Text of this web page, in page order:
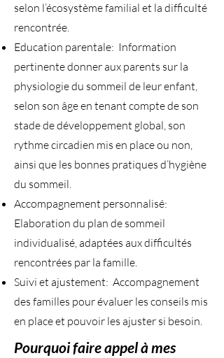
selon l’écosystème familial et la difficulté
rencontrée.
Education parentale: Information
pertinente donner aux parents sur la
physiologie du sommeil de leur enfant,
selon son âge en tenant compte de son
stade de développement global, son
rythme circadien mis en place ou non,
ainsi que les bonnes pratiques d’hygiène
du sommeil.
Accompagnement personnalisé:
Elaboration du plan de sommeil
individualisé, adaptées aux difficultés
rencontrées par la famille.
Suivi et ajustement: Accompagnement
des familles pour évaluer les conseils mis
en place et pouvoir les ajuster si besoin.
Pourquoi faire appel à mes